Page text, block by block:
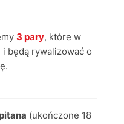
3 pary, które w
będą rywalizować o
(ukończone 18